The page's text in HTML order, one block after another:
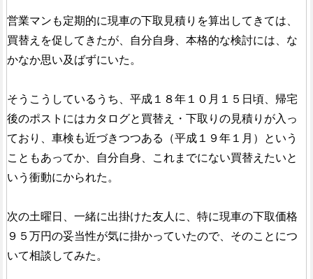
営業マンも定期的に現車の下取見積りを算出してきては、
買替えを促してきたが、自分自身、本格的な検討には、な
かなか思い及ばずにいた。
そうこうしているうち、平成１８年１０月１５日頃、帰宅
後のポストにはカタログと買替え・下取りの見積りが入っ
ており、車検も近づきつつある（平成１９年１月）という
こともあってか、自分自身、これまでにない買替えたいと
いう衝動にかられた。
次の土曜日、一緒に出掛けた友人に、特に現車の下取価格
９５万円の妥当性が気に掛かっていたので、そのことにつ
いて相談してみた。